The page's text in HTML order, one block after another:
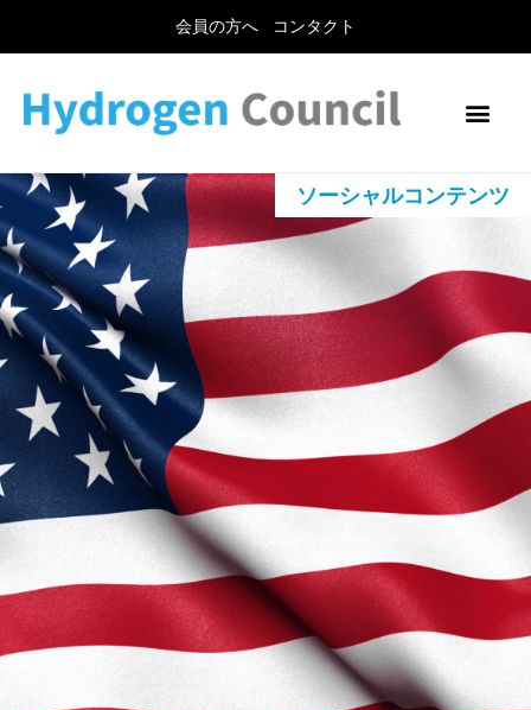
会員の方へ コンタクト
ソーシャルコンテンツ